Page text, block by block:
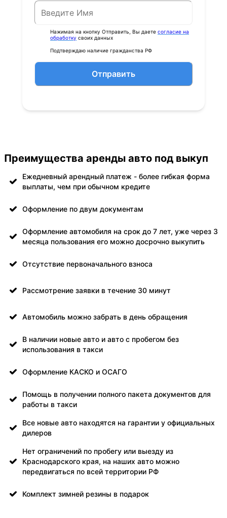
Нажимая на кнопку Отправить, Вы даете согласие на
обработку своих данных
Подтверждаю наличие гражданства РФ
Отправить
Преимущества аренды авто под выкуп
Ежедневный арендный платеж - более гибкая форма
выплаты, чем при обычном кредите
Оформление по двум документам
Оформление автомобиля на срок до 7 лет, уже через 3
месяца пользования его можно досрочно выкупить
Отсутствие первоначального взноса
Рассмотрение заявки в течение 30 минут
Автомобиль можно забрать в день обращения
В наличии новые авто и авто с пробегом без
использования в такси
Оформление КАСКО и ОСАГО
Помощь в получении полного пакета документов для
работы в такси
Все новые авто находятся на гарантии у официальных
дилеров
Нет ограничений по пробегу или выезду из
Краснодарского края, на наших авто можно
передвигаться по всей территории РФ
Комплект зимней резины в подарок